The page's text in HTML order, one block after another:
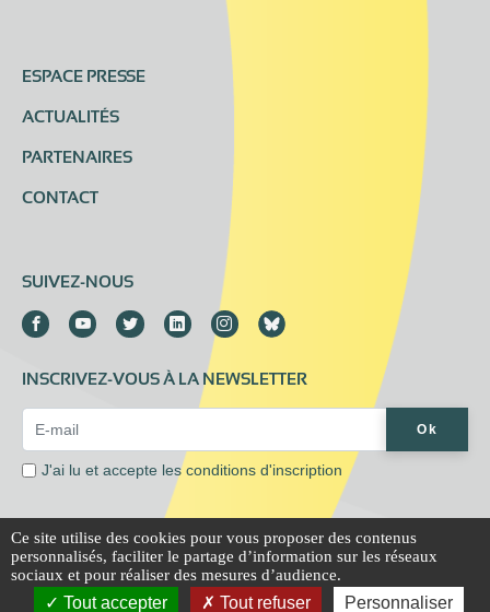
ESPACE PRESSE
ACTUALITÉS
PARTENAIRES
CONTACT
SUIVEZ-NOUS
INSCRIVEZ-VOUS À LA NEWSLETTER
Ok
J'ai lu et accepte lesconditions d'inscription
Mentions légales Extranet
Ce site utilise des cookies pour vous proposer des contenus
personnalisés, faciliter le partage d’information sur les réseaux
sociaux et pour réaliser des mesures d’audience.
Tout accepter Tout refuser Personnaliser